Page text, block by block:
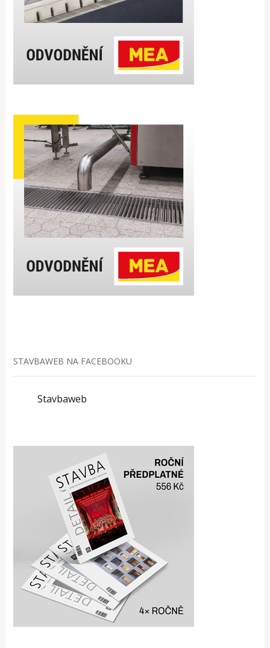
STAVBAWEB NA FACEBOOKU
Stavbaweb